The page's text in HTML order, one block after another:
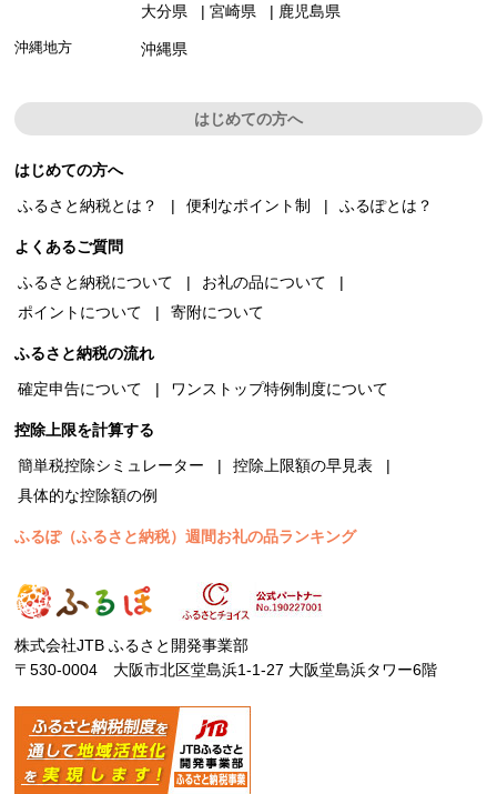
大分県
宮崎県 鹿児島県
沖縄地方 沖縄県
はじめての方へ
はじめての方へ
ふるさと納税とは？
便利なポイント制 ふるぽとは？
よくあるご質問
ふるさと納税について
お礼の品について
ポイントについて
寄附について
ふるさと納税の流れ
確定申告について
ワンストップ特例制度について
控除上限を計算する
簡単税控除シミュレーター
控除上限額の早見表
具体的な控除額の例
ふるぽ（ふるさと納税）週間お礼の品ランキング
株式会社JTB ふるさと開発事業部
〒530-0004 大阪市北区堂島浜1-1-27 大阪堂島浜タワー6階